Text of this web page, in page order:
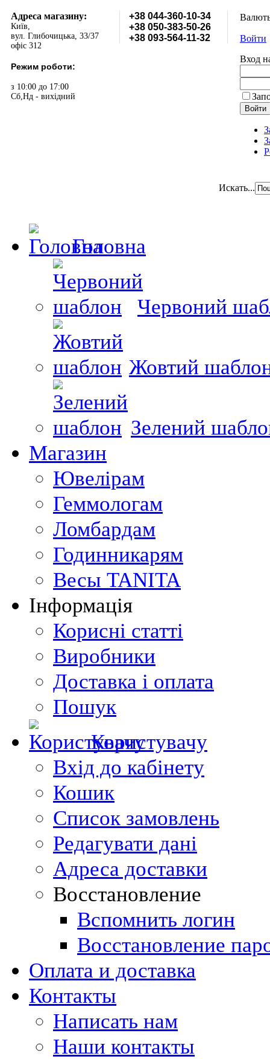
Адреса магазину:
Київ,
вул. Глибочицька, 33/37
офіс 312
Режим роботи:
з 10:00 до 17:00
Сб,Нд - вихідний
+38 044-360-10-34
+38 050-383-50-26
+38 093-564-11-32
Войти
Вход
Искать...
Головна
Червоний
Жовтий
Зелений
Магазин
Ювелірам
Геммологам
Ломбардам
Годинникарям
Весы TANITA
Інформація
Корисні статті
Виробники
Доставка і оплата
Пошук
Користувачу
Вхід до кабінету
Кошик
Список замовлень
Редагувати дані
Адреса доставки
Восстановление
Вспомнить логин
Восстановление
Оплата и доставка
Контакты
Написать нам
Наши контакты